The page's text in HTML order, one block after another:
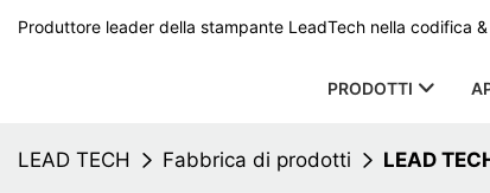
Produttore leader della stampante LeadTech nella codifica
PRODOTTI
LEAD TECH Fabbrica di prodotti LEAD